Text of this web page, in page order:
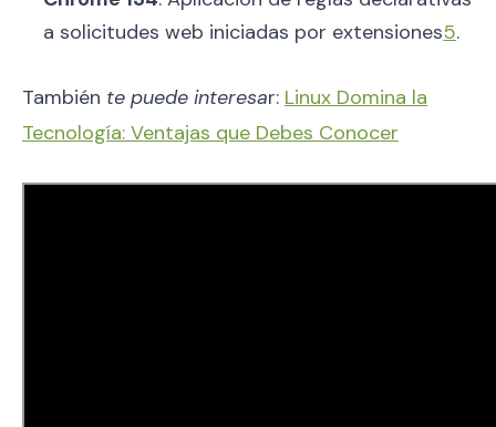
a solicitudes web iniciadas por extensiones5.
También te puede interesar: Linux Domina la
Tecnología: Ventajas que Debes Conocer